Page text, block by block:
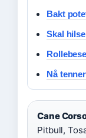
Bakt
Skal
Nå
Cane
Pitbull,